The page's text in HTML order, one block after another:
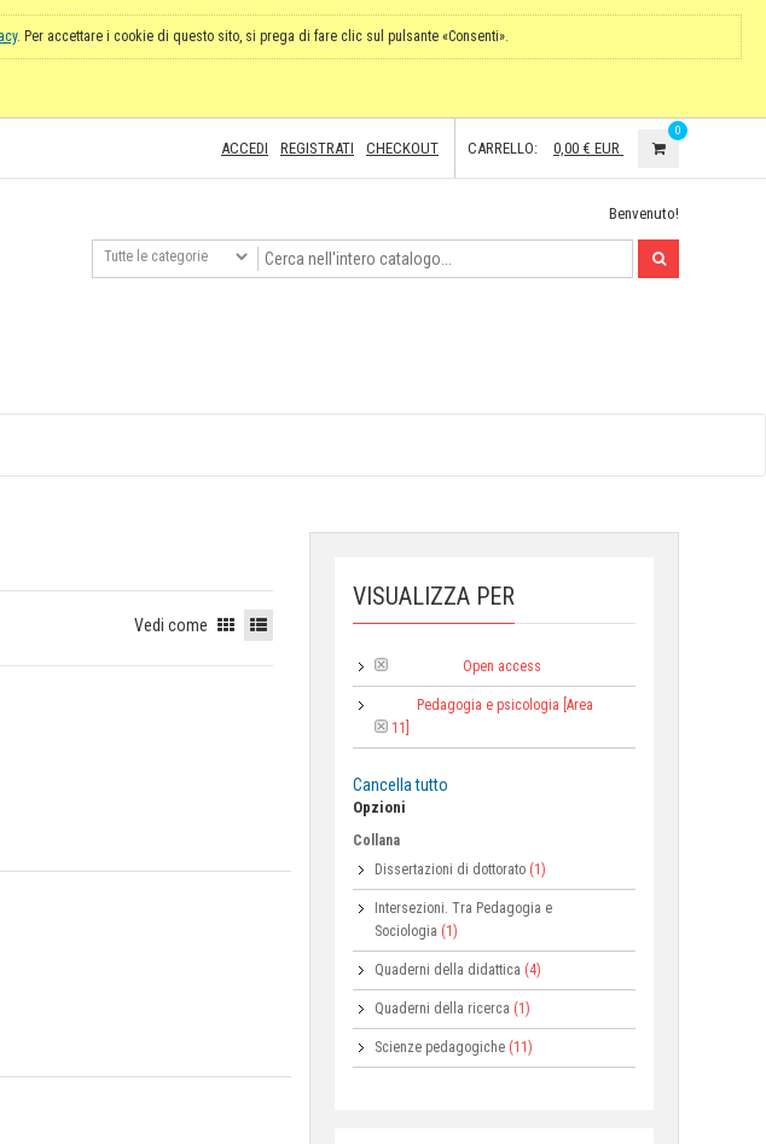
. Per accettare i cookie di questo sito, si prega di fare clic sul pulsante «Consenti».
ACCEDI REGISTRATI CHECKOUT CARRELLO: 0,00 € EUR
0
Benvenuto!
VISUALIZZA PER
Open access
Pedagogia e psicologia [Area
11]
Cancella tutto
Opzioni
Collana
Dissertazioni di dottorato (1)
Intersezioni. Tra Pedagogia e
Sociologia (1)
Quaderni della didattica (4)
Quaderni della ricerca (1)
Scienze pedagogiche (11)
Vedi come